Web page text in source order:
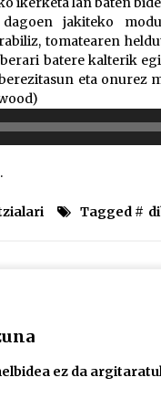
jakiteko
tomatearen
batere kalterik
eta onurez
.
Tagged #
ez da